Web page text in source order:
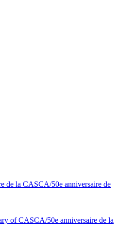
de la CASCA/50e anniversaire de
of CASCA/50e anniversaire de la